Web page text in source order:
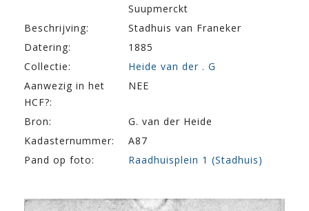
Suupmerckt
Beschrijving:
Stadhuis van Franeker
Datering:
1885
Collectie:
Heide van der . G
Aanwezig in het
HCF?:
NEE
Bron:
G. van der Heide
Kadasternummer:
A87
Pand op foto:
Raadhuisplein 1 (Stadhuis)